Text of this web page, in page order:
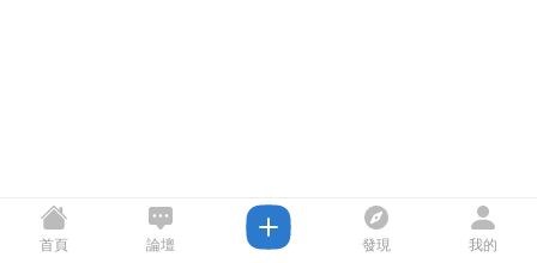
首頁 論壇 發現 我的